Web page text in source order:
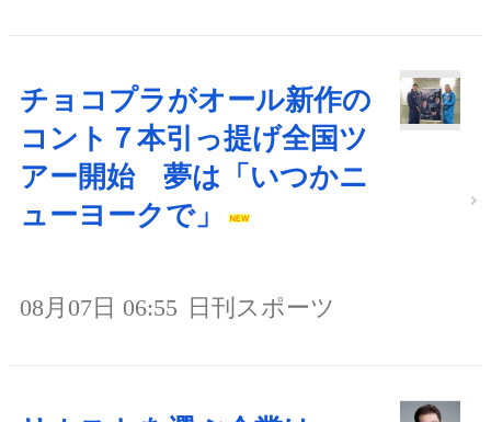
チョコプラがオール新作の
コント７本引っ提げ全国ツ
アー開始 夢は「いつかニ
ューヨークで」
08月07日 06:55 日刊スポーツ